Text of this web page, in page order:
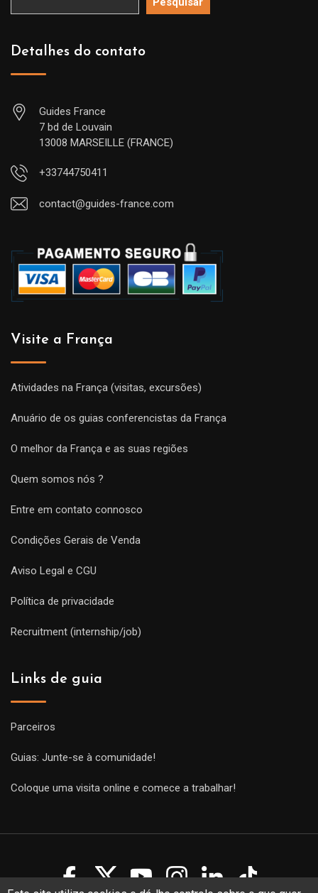
Detalhes do contato
Guides France
7 bd de Louvain
13008 MARSEILLE (FRANCE)
+33744750411
contact@guides-france.com
Visite a França
Atividades na França (visitas, excursões)
Anuário de os guias conferencistas da França
O melhor da França e as suas regiões
Quem somos nós ?
Entre em contato connosco
Condições Gerais de Venda
Aviso Legal e CGU
Política de privacidade
Recruitment (internship/job)
Links de guia
Parceiros
Guias: Junte-se à comunidade!
Coloque uma visita online e comece a trabalhar!